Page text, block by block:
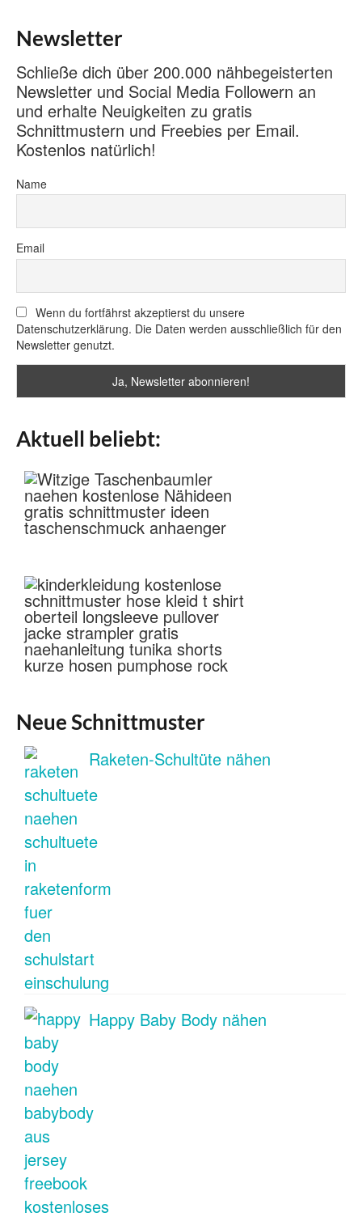
Newsletter
Schließe dich über 200.000 nähbegeisterten
Newsletter und Social Media Followern an
und erhalte Neuigkeiten zu gratis
Schnittmustern und Freebies per Email.
Kostenlos natürlich!
Name
Email
Wenn du fortfährst akzeptierst du unsere
Datenschutzerklärung. Die Daten werden ausschließlich für den
Newsletter genutzt.
Aktuell beliebt:
Neue Schnittmuster
Raketen-Schultüte nähen
Happy Baby Body nähen